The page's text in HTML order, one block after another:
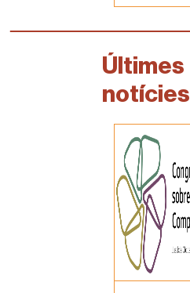
Últimes
notícies